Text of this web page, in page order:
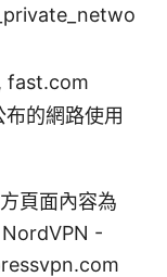
fast.com
的網路使用
頁面內容為
-